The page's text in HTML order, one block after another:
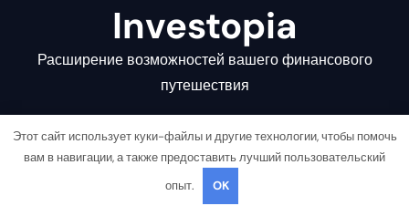
Investopia
Расширение возможностей вашего финансового
путешествия
Copyright © All rights reserved |
Этот сайт использует куки-файлы и другие технологии, чтобы помочь
вам в навигации, а также предоставить лучший пользовательский
опыт.
OK